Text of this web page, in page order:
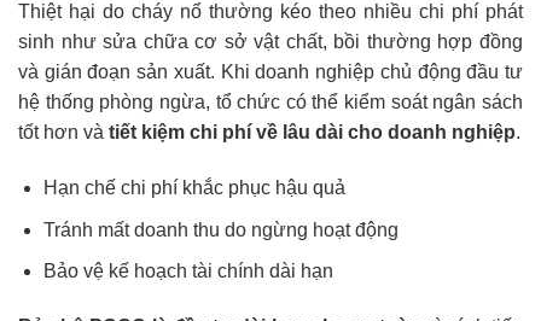
Thiệt hại do cháy nổ thường kéo theo nhiều chi phí phát
sinh như sửa chữa cơ sở vật chất, bồi thường hợp đồng
và gián đoạn sản xuất. Khi doanh nghiệp chủ động đầu tư
hệ thống phòng ngừa, tổ chức có thể kiểm soát ngân sách
tốt hơn và tiết kiệm chi phí về lâu dài cho doanh nghiệp.
Hạn chế chi phí khắc phục hậu quả
Tránh mất doanh thu do ngừng hoạt động
Bảo vệ kế hoạch tài chính dài hạn